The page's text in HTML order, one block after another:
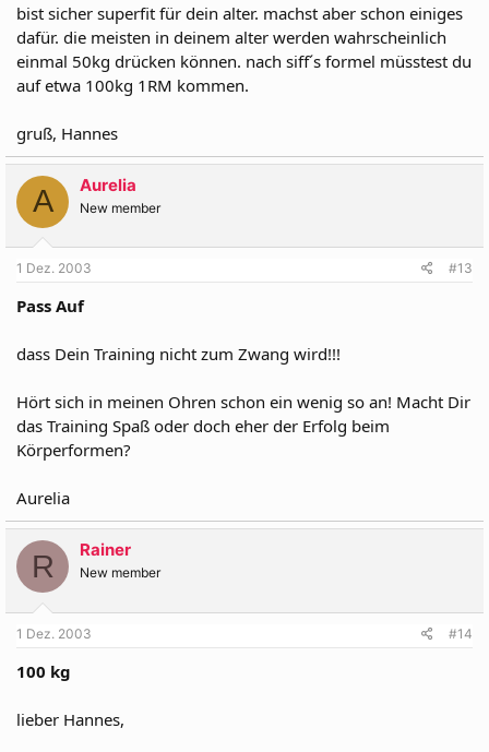
bist sicher superfit für dein alter. machst aber schon einiges
dafür. die meisten in deinem alter werden wahrscheinlich
einmal 50kg drücken können. nach siff´s formel müsstest du
auf etwa 100kg 1RM kommen.
gruß, Hannes
A Aurelia
New member
1 Dez. 2003 #13
Pass Auf
dass Dein Training nicht zum Zwang wird!!!
Hört sich in meinen Ohren schon ein wenig so an! Macht Dir
das Training Spaß oder doch eher der Erfolg beim
Körperformen?
Aurelia
R Rainer
New member
1 Dez. 2003 #14
100 kg
lieber Hannes,